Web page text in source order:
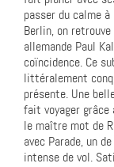
passer du calme
Berlin, on
allemande Paul
coïncidence. Ce
littéralement
présente. Une
fait voyager grâce
le maître mot de
avec Parade, un
intense de vol.